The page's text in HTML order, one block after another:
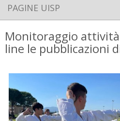
PAGINE UISP
Monitoraggio
line le pubblicazioni